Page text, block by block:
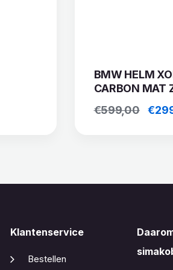
BMW HELM
CARBON MAT
€599,00 €
Klantenservice
Bestellen